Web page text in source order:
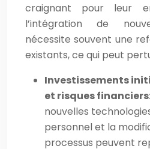
craignant pour leur
l’intégration de
nécessite souvent une
existants, ce qui peut
Investissements
et risques
nouvelles
personnel et la
processus peuvent